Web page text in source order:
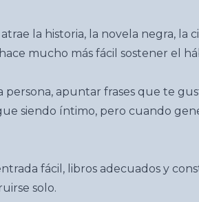
la historia, la novela negra, la
mucho más fácil sostener el
apuntar frases que te
siendo íntimo, pero cuando
fácil, libros adecuados y
solo.